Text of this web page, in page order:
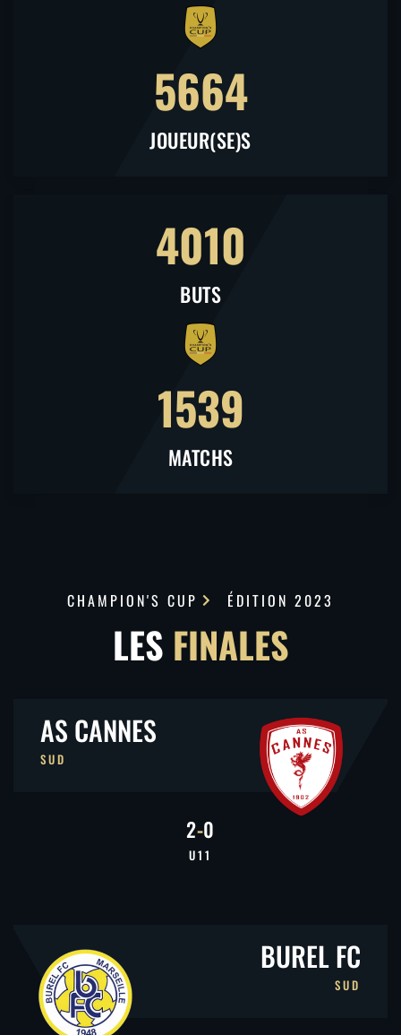
5664
JOUEUR(SE)S
4010
BUTS
1539
MATCHS
CHAMPION'S CUP ÉDITION 2023
LES FINALES
AS CANNES
SUD
2-0
U11
BUREL FC
SUD